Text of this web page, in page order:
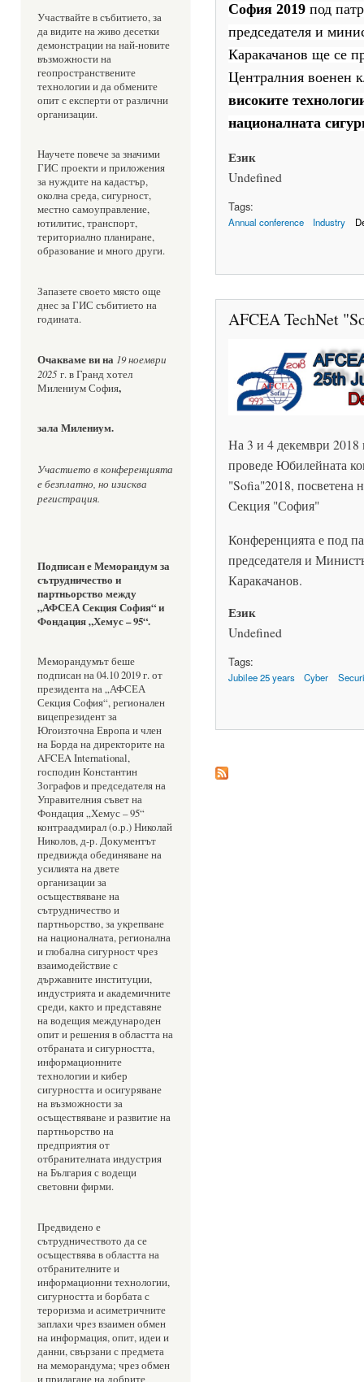
Участвайте в събитието, за
да видите на живо десетки
демонстрации на най-новите
възможности на
геопространствените
технологии и да обмените
опит с експерти от различни
организации.
Научете повече за значими
ГИС проекти и приложения
за нуждите на кадастър,
околна среда, сигурност,
местно самоуправление,
ютилитис, транспорт,
териториално планиране,
образование и много други.
Запазете своето място още
днес за ГИС събитието на
годината.
Очакваме ви на 19 ноември
2025 г. в Гранд хотел
Милениум София,
зала Милениум.
Участието в конференцията
е безплатно, но изисква
регистрация.
Подписан еМеморандум за
сътрудничество и
партньорство между
„АФСЕА Секция София“ и
Фондация „Хемус – 95“.
Меморандумът беше
подписан на 04.10 2019 г. от
президента на „АФСЕА
Секция София“, регионален
вицепрезидент за
Югоизточна Европа и член
на Борда на директорите на
AFCEA International,
господин Константин
Зографов и председателя на
Управителния съвет на
Фондация „Хемус – 95“
контраадмирал (о.р.) Николай
Николов, д-р. Документът
предвижда обединяване на
усилията на двете
организации за
осъществяване на
сътрудничество и
партньорство, за укрепване
на националната, регионална
и глобална сигурност чрез
взаимодействие с
държавните институции,
индустрията и академичните
среди, както и представяне
на водещия международен
опит и решения в областта на
отбраната и сигурността,
информационните
технологии и кибер
сигурността и осигуряване
на възможности за
осъществяване и развитие на
партньорство на
предприятия от
отбранителната индустрия
на България с водещи
световни фирми.
Предвидено е
сътрудничеството да се
осъществява в областта на
отбранителните и
информационни технологии,
сигурността и борбата с
тероризма и асиметричните
заплахи чрез взаимен обмен
на информация, опит, идеи и
данни, свързани с предмета
на меморандума; чрез обмен
и прилагане на добрите
София 2019 под
председателя и
Каракачанов ще се
Централния военен
високите
националната
Език
Undefined
Tags:
Annual conference Industry
AFCEA TechNet
На 3 и 4 декември 2018
проведе Юбилейната
"Sofia"2018,
Секция "София"
Конференцията е под
председателя и
Каракачанов.
Език
Undefined
Tags:
Jubilee 25 years Cyber